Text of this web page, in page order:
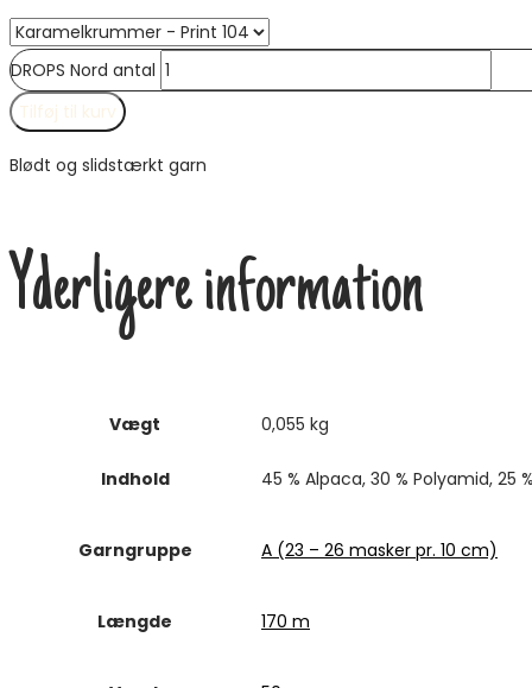
DROPS Nord antal
Tilføj til kurv
Blødt og slidstærkt garn
Yderligere information
Vægt 0,055 kg
Indhold 45 % Alpaca, 30 % Polyamid, 25
Garngruppe A (23 – 26 masker pr. 10 cm)
Længde 170 m